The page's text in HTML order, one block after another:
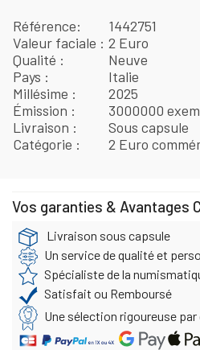
Référence
1442751
Valeur faciale
2 Euro
Qualité
Neuve
Pays
Italie
Millésime
2025
Émission
3000000
Livraison
Sous capsule
Catégorie
2 Euro
Vos garanties & Avantages
Livraison sous capsule
Un service de qualité et
Spécialiste de la
Satisfait ou Remboursé
Une sélection rigoureuse